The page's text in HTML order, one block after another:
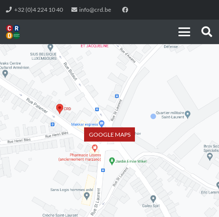
+32 (0)4 224 10 40 info@crd.be
GOOGLE MAPS